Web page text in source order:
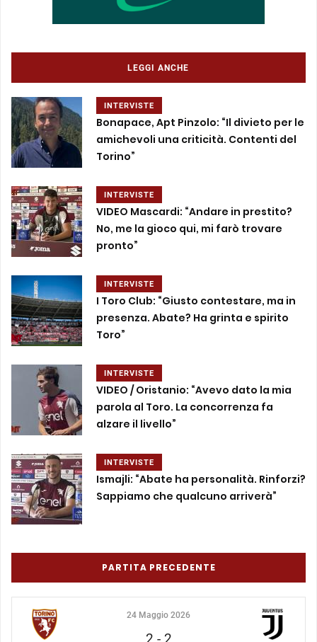
LEGGI ANCHE
INTERVISTE
Bonapace, Apt Pinzolo: “Il divieto per le
amichevoli una criticità. Contenti del
Torino”
INTERVISTE
VIDEO Mascardi: “Andare in prestito?
No, me la gioco qui, mi farò trovare
pronto”
INTERVISTE
I Toro Club: “Giusto contestare, ma in
presenza. Abate? Ha grinta e spirito
Toro”
INTERVISTE
VIDEO / Oristanio: “Avevo dato la mia
parola al Toro. La concorrenza fa
alzare il livello”
INTERVISTE
Ismajli: “Abate ha personalità. Rinforzi?
Sappiamo che qualcuno arriverà”
PARTITA PRECEDENTE
24 Maggio 2026